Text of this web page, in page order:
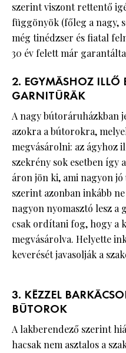
szerint viszont rettentő
függönyök (főleg a nagy,
még tinédzser és fiatal
30 év felett már
2. EGYMÁSHOZ ILLŐ
GARNITÚRÁK
A nagy bútoráruházkban
azokra a bútorokra,
megvásárolni: az ágyhoz
szekrény sok esetben így
áron jön ki, ami nagyon
szerint azonban inkább
nagyon nyomasztó lesz a
csak ordítani fog, hogy a
megvásárolva. Helyette
keverését javasolják a
3. KÉZZEL
BÚTOROK
A lakberendező szerint
hacsak nem asztalos a